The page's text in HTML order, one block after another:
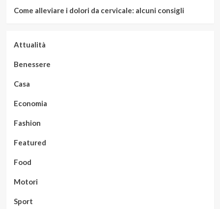
Come alleviare i dolori da cervicale: alcuni consigli
Attualità
Benessere
Casa
Economia
Fashion
Featured
Food
Motori
Sport